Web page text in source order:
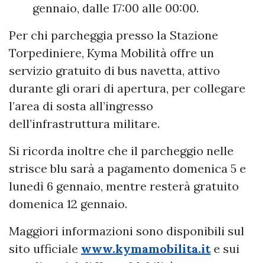
gennaio, dalle 17:00 alle 00:00.
Per chi parcheggia presso la Stazione
Torpediniere, Kyma Mobilità offre un
servizio gratuito di bus navetta, attivo
durante gli orari di apertura, per collegare
l’area di sosta all’ingresso
dell’infrastruttura militare.
Si ricorda inoltre che il parcheggio nelle
strisce blu sarà a pagamento domenica 5 e
lunedì 6 gennaio, mentre resterà gratuito
domenica 12 gennaio.
Maggiori informazioni sono disponibili sul
sito ufficiale www.kymamobilita.ite sui